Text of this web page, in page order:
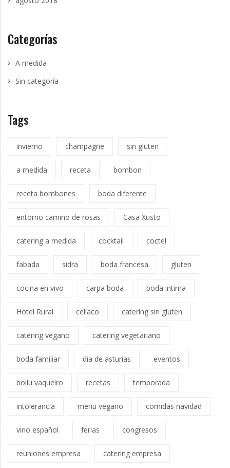
Categorías
A medida
Sin categoría
Tags
invierno champagne sin gluten
a medida receta bombon
receta bombones boda diferente
entorno camino de rosas Casa Xusto
catering a medida cocktail coctel
fabada sidra boda francesa gluten
cocina en vivo carpa boda boda intima
Hotel Rural celíaco catering sin gluten
catering vegano catering vegetariano
boda familiar dia de asturias eventos
bollu vaqueiro recetas temporada
intolerancia menu vegano comidas navidad
vino español ferias congresos
reuniones empresa catering empresa